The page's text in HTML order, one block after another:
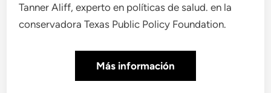
Tanner Aliff, experto en políticas de salud. en la
conservadora Texas Public Policy Foundation.
Más información